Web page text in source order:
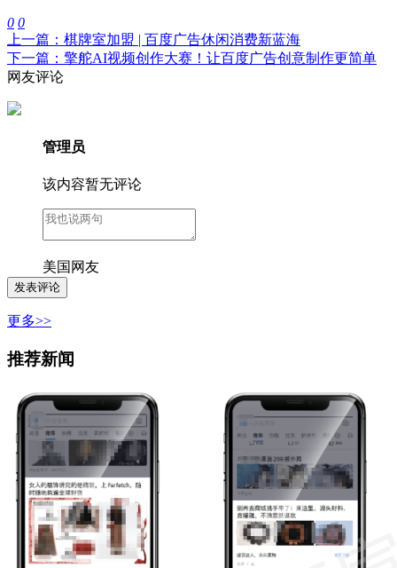
0 0
上一篇：棋牌室加盟 | 百度广告休闲消费新蓝海
下一篇：擎舵AI视频创作大赛！让百度广告创意制作更简单
网友评论
管理员
该内容暂无评论
美国网友
更多>>
推荐新闻